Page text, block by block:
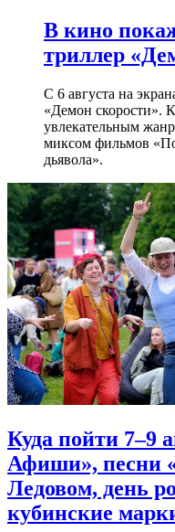
В кино
триллер
С 6 августа на
«Демон скорости».
увлекательным
миксом фильмов
дьявола».
Куда пойти 7–9
Афиши», песни
Ледовом, день
кубинские